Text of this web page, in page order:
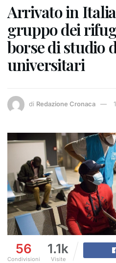
Arrivato in
gruppo dei
borse di studio
universitari
di Redazione Cronaca
56
Condivisioni
1.1k
Visite